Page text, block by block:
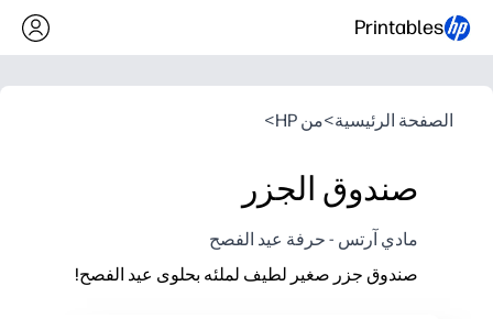
Printables
الصفحة الرئيسية>من HP >
صندوق الجزر
مادي آرتس - حرفة عيد الفصح
صندوق جزر صغير لطيف لملئه بحلوى عيد الفصح!